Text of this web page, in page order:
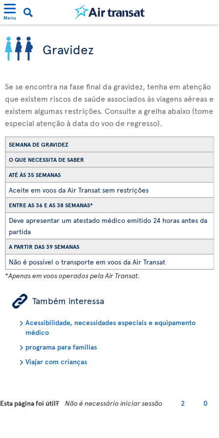
Menu
Gravidez
Se se encontra na fase final da gravidez, tenha em atenção
que existem riscos de saúde associados às viagens aéreas e
existem algumas restrições. Consulte a grelha abaixo (tome
especial atenção à data do voo de regresso).
SEMANA DE GRAVIDEZ
O QUE NECESSITA DE SABER
ATÉ ÀS 35 SEMANAS
Aceite em voos da Air Transat sem restrições
ENTRE AS 36 E AS 38 SEMANAS*
Deve apresentar um atestado médico emitido 24 horas antes da
partida
A PARTIR DAS 39 SEMANAS
Não é possível o transporte em voos da Air Transat
*Apenas em voos operados pela Air Transat.
ÿ Também interessa
Acessibilidade, necessidades especiais e equipamento
médico
programa para famílias
Viajar com crianças
Esta página foi útil? Não é necessário iniciar sessão 2 0